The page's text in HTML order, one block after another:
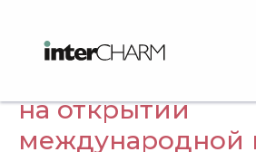
на открытии
международной